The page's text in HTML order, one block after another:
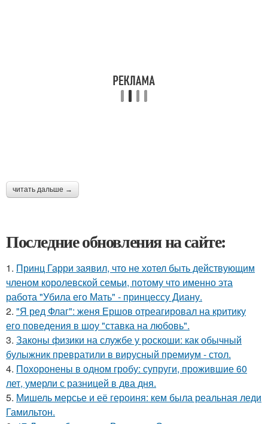
читать дальше →
Последние обновления на сайте:
1. Принц Гарри заявил, что не хотел быть действующим
членом королевской семьи, потому что именно эта
работа "Убила его Мать" - принцессу Диану.
2. "Я ред Флаг": женя Ершов отреагировал на критику
его поведения в шоу "ставка на любовь".
3. Законы физики на службе у роскоши: как обычный
булыжник превратили в вирусный премиум - стол.
4. Похоронены в одном гробу: супруги, прожившие 60
лет, умерли с разницей в два дня.
5. Мишель мерсье и её героиня: кем была реальная леди
Гамильтон.